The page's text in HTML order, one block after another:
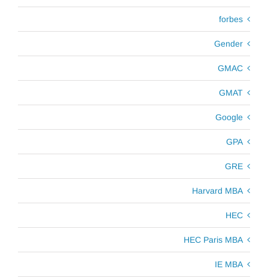
forbes
Gender
GMAC
GMAT
Google
GPA
GRE
Harvard MBA
HEC
HEC Paris MBA
IE MBA